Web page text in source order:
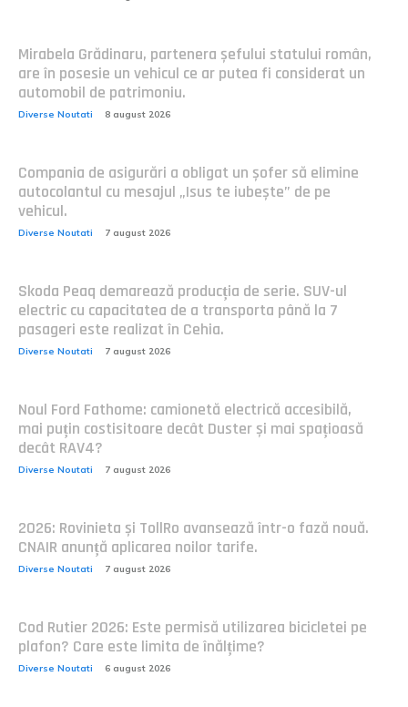
Mirabela Grădinaru, partenera șefului statului român,
are în posesie un vehicul ce ar putea fi considerat un
automobil de patrimoniu.
Diverse Noutati 8 august 2026
Compania de asigurări a obligat un șofer să elimine
autocolantul cu mesajul „Isus te iubește” de pe
vehicul.
Diverse Noutati 7 august 2026
Skoda Peaq demarează producția de serie. SUV-ul
electric cu capacitatea de a transporta până la 7
pasageri este realizat în Cehia.
Diverse Noutati 7 august 2026
Noul Ford Fathome: camionetă electrică accesibilă,
mai puțin costisitoare decât Duster și mai spațioasă
decât RAV4?
Diverse Noutati 7 august 2026
2026: Rovinieta și TollRo avansează într-o fază nouă.
CNAIR anunță aplicarea noilor tarife.
Diverse Noutati 7 august 2026
Cod Rutier 2026: Este permisă utilizarea bicicletei pe
plafon? Care este limita de înălțime?
Diverse Noutati 6 august 2026